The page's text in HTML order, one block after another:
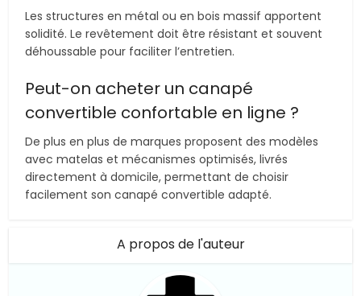
Les structures en métal ou en bois massif apportent
solidité. Le revêtement doit être résistant et souvent
déhoussable pour faciliter l’entretien.
Peut-on acheter un canapé
convertible confortable en ligne ?
De plus en plus de marques proposent des modèles
avec matelas et mécanismes optimisés, livrés
directement à domicile, permettant de choisir
facilement son canapé convertible adapté.
A propos de l'auteur